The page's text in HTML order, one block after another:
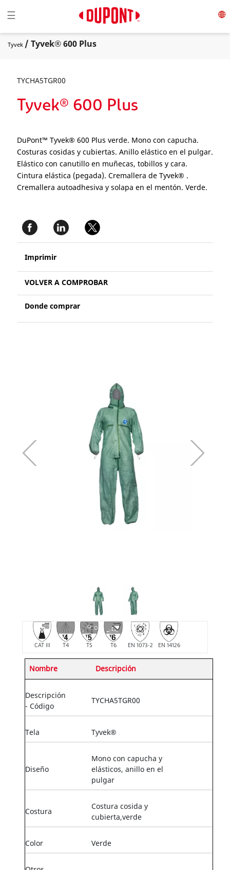
Toggle navigation
☰
Tyvek / Tyvek® 600 Plus
TYCHA5TGR00
Tyvek® 600 Plus
DuPont™ Tyvek® 600 Plus verde. Mono con capucha.
Costuras cosidas y cubiertas. Anillo elástico en el pulgar.
Elástico con canutillo en muñecas, tobillos y cara.
Cintura elástica (pegada). Cremallera de Tyvek® .
Cremallera autoadhesiva y solapa en el mentón. Verde.
Imprimir
VOLVER A COMPROBAR
Donde comprar
CAT III T4 T5 T6 EN 1073-2 EN 14126
Nombre Descripción
Descripción
- Código
TYCHA5TGR00
Tela Tyvek®
Diseño
Mono con capucha y
elásticos, anillo en el
pulgar
Costura
Costura cosida y
cubierta,verde
Color Verde